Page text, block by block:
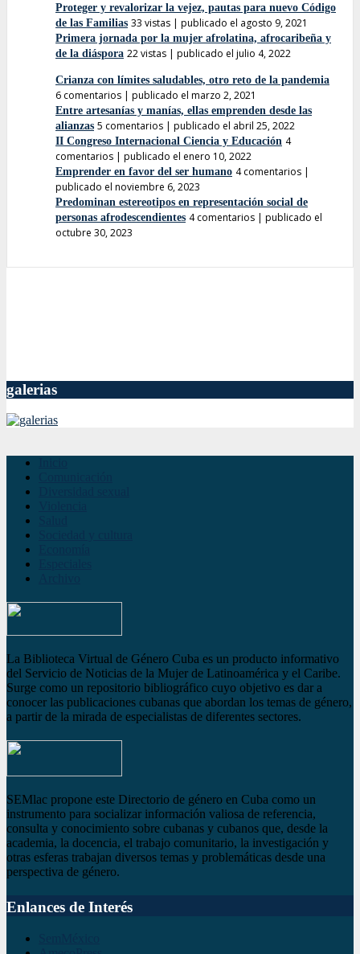
Proteger y revalorizar la vejez, pautas para nuevo Código
de las Familias 33 vistas | publicado el agosto 9, 2021
Primera jornada por la mujer afrolatina, afrocaribeña y
de la diáspora 22 vistas | publicado el julio 4, 2022
Crianza con límites saludables, otro reto de la pandemia
6 comentarios | publicado el marzo 2, 2021
Entre artesanías y manías, ellas emprenden desde las
alianzas 5 comentarios | publicado el abril 25, 2022
II Congreso Internacional Ciencia y Educación 4
comentarios | publicado el enero 10, 2022
Emprender en favor del ser humano 4 comentarios |
publicado el noviembre 6, 2023
Predominan estereotipos en representación social de
personas afrodescendientes 4 comentarios | publicado el
octubre 30, 2023
galerias
La Biblioteca Virtual de Género Cuba es un producto informativo
del Servicio de Noticias de la Mujer de Latinoamérica y el Caribe.
Surge como un repositorio bibliográfico cuyo objetivo es dar a
conocer las publicaciones cubanas que abordan los temas de género,
a partir de la mirada de especialistas de diferentes sectores.
SEMlac propone este Directorio de género en Cuba como un
instrumento para socializar información valiosa de referencia,
consulta y conocimiento sobre cubanas y cubanos que, desde la
academia, la docencia, el trabajo comunitario, la investigación y
otras esferas trabajan diversos temas y problemáticas desde una
perspectiva de género.
Enlances de Interés